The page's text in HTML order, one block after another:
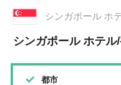
シンガポール ホ
シンガポール ホテ
都市